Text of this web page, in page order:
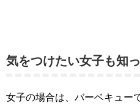
気をつけたい女子も知
女子の場合は、バーベキュー